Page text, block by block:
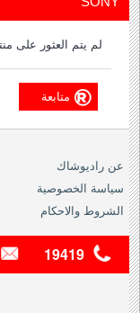
لم يتم العثور على
متابعة
عن راديوشاك
سياسة الخصوصية
الشروط والاحكام
19419